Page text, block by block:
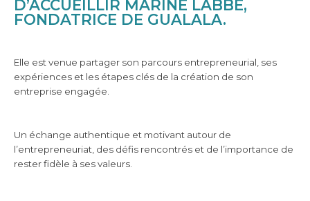
D’ACCUEILLIR MARINE LABBÉ,
FONDATRICE DE GUALALA.
Elle est venue partager son parcours entrepreneurial, ses
expériences et les étapes clés de la création de son
entreprise engagée.
Un échange authentique et motivant autour de
l’entrepreneuriat, des défis rencontrés et de l’importance de
rester fidèle à ses valeurs.